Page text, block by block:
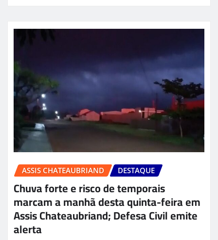
ASSIS CHATEAUBRIAND DESTAQUE
Chuva forte e risco de temporais
marcam a manhã desta quinta-feira em
Assis Chateaubriand; Defesa Civil emite
alerta